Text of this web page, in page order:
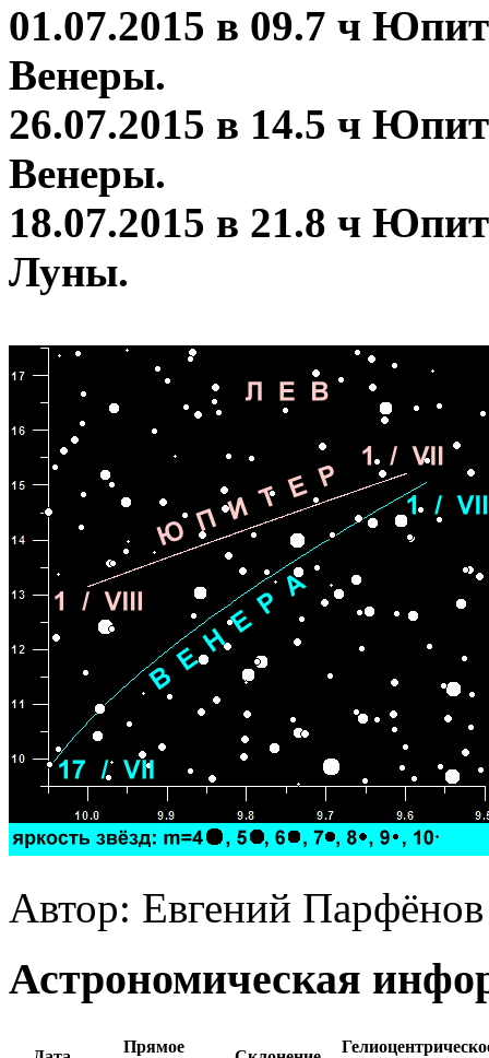
01.07.2015 в 09.7 ч
Венеры.
26.07.2015 в 14.5 ч
Венеры.
18.07.2015 в 21.8 ч
Луны.
Автор: Евгений Парфёнов
Астрономическая
Прямое